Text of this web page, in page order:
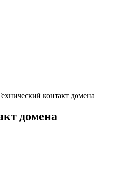
контакт домена
домена